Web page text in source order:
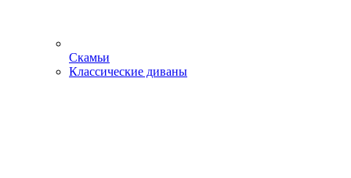
Скамьи
Классические диваны